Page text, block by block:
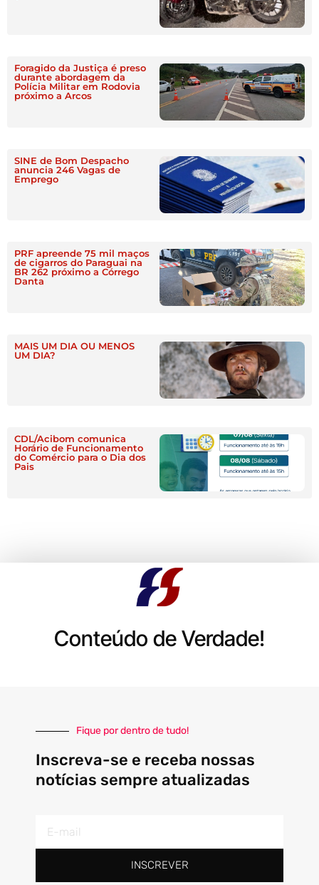
Foragido da Justiça é preso
durante abordagem da
Polícia Militar em Rodovia
próximo a Arcos
SINE de Bom Despacho
anuncia 246 Vagas de
Emprego
PRF apreende 75 mil maços
de cigarros do Paraguai na
BR 262 próximo a Córrego
Danta
MAIS UM DIA OU MENOS
UM DIA?
CDL/Acibom comunica
Horário de Funcionamento
do Comércio para o Dia dos
Pais
Conteúdo de Verdade!
Fique por dentro de tudo!
Inscreva-se e receba nossas
notícias sempre atualizadas
mail
INSCREVER